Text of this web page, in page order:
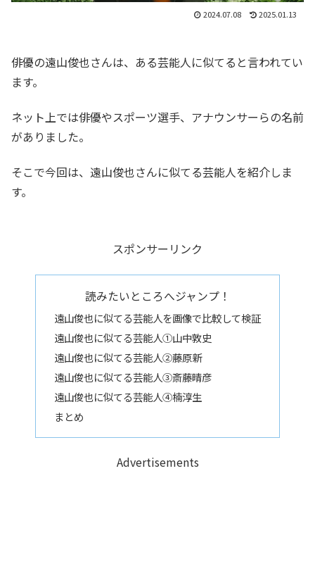
2024.07.08 2025.01.13
俳優の遠山俊也さんは、ある芸能人に似てると言われてい
ます。
ネット上では俳優やスポーツ選手、アナウンサーらの名前
がありました。
そこで今回は、遠山俊也さんに似てる芸能人を紹介しま
す。
スポンサーリンク
読みたいところへジャンプ！
遠山俊也に似てる芸能人を画像で比較して検証
遠山俊也に似てる芸能人①山中敦史
遠山俊也に似てる芸能人②藤原新
遠山俊也に似てる芸能人③斎藤晴彦
遠山俊也に似てる芸能人④楠淳生
まとめ
Advertisements